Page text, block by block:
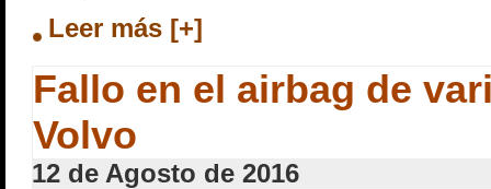
Leer más [+]
Fallo en el airbag de
Volvo
12 de Agosto de 2016